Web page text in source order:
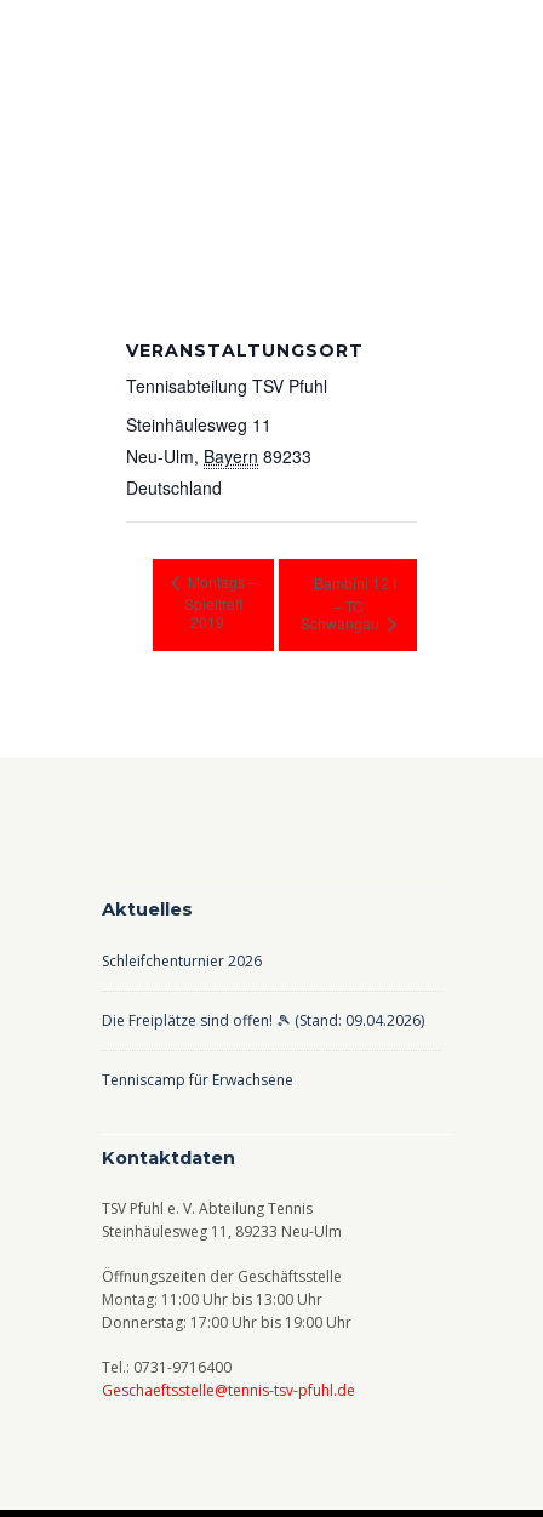
VERANSTALTUNGSORT
Tennisabteilung TSV Pfuhl
Steinhäulesweg 11
Neu-Ulm, Bayern 89233
Deutschland
Montags –
Spieltreff
2019
Bambini 12 I
– TC
Schwangau
Aktuelles
Schleifchenturnier 2026
Die Freiplätze sind offen! 🎾 (Stand: 09.04.2026)
Tenniscamp für Erwachsene
Kontaktdaten
TSV Pfuhl e. V. Abteilung Tennis
Steinhäulesweg 11, 89233 Neu-Ulm
Öffnungszeiten der Geschäftsstelle
Montag: 11:00 Uhr bis 13:00 Uhr
Donnerstag: 17:00 Uhr bis 19:00 Uhr
Tel.: 0731-9716400
Geschaeftsstelle@tennis-tsv-pfuhl.de